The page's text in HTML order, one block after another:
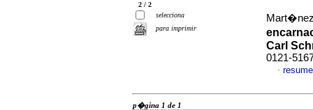
2 / 2
selecciona
para imprimir
Carl
0121-
·
p�gina 1 de 1